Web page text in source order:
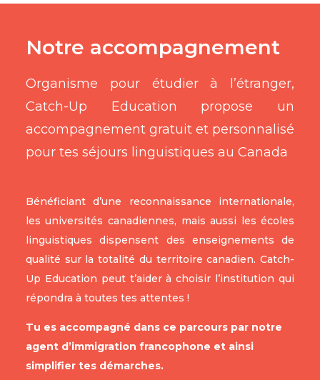
Notre accompagnement
Organisme pour étudier à l’étranger,
Catch-Up Education propose un
accompagnement gratuit et personnalisé
pour tes séjours linguistiques au Canada
Bénéficiant d’une reconnaissance internationale,
les universités canadiennes, mais aussi les écoles
linguistiques dispensent des enseignements de
qualité sur la totalité du territoire canadien. Catch-
Up Education peut t’aider à choisir l’institution qui
répondra à toutes tes attentes !
Tu es accompagné dans ce parcours par notre
agent d’immigration francophone et ainsi
simplifier tes démarches.